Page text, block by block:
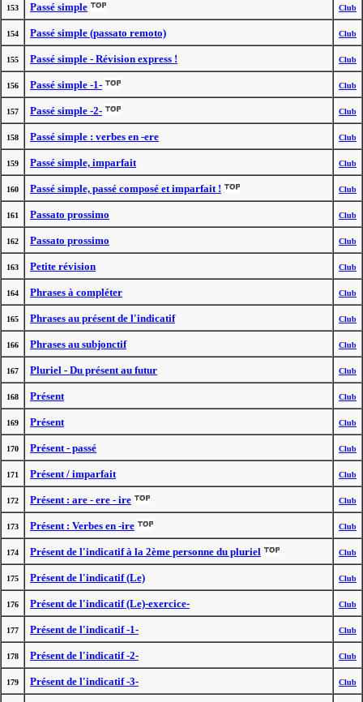
153 Passé simple Club
154 Passé simple (passato remoto) Club
155 Passé simple - Révision express ! Club
156 Passé simple -1- Club
157 Passé simple -2- Club
158 Passé simple : verbes en -ere Club
159 Passé simple, imparfait Club
160 Passé simple, passé composé et imparfait ! Club
161 Passato prossimo Club
162 Passato prossimo Club
163 Petite révision Club
164 Phrases à compléter Club
165 Phrases au présent de l'indicatif Club
166 Phrases au subjonctif Club
167 Pluriel - Du présent au futur Club
168 Présent Club
169 Présent Club
170 Présent - passé Club
171 Présent / imparfait Club
172 Présent : are - ere - ire Club
173 Présent : Verbes en -ire Club
174 Présent de l'indicatif à la 2ème personne du pluriel Club
175 Présent de l'indicatif (Le) Club
176 Présent de l'indicatif (Le)-exercice- Club
177 Présent de l'indicatif -1- Club
178 Présent de l'indicatif -2- Club
179 Présent de l'indicatif -3- Club